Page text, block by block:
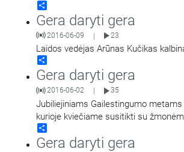
socialinių projektų iniciatoriai ir
Gera daryti gera
2016-06-09 | 23
Laidos vedėjas Arūnas Kučikas
Gera daryti gera
2016-06-02 | 35
Jubiliejiniams Gailestingumo metams
kurioje kviečiame susitikti su
gyvenimu ir darbais liudijančiais Dievo
Gailestingumą.
Gera daryti gera